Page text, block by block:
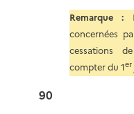
Remarque :
concernées
cessations
compter du 1er
90